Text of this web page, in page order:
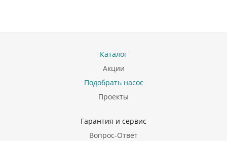
Каталог
Акции
Подобрать насос
Проекты
Гарантия и сервис
Вопрос-Ответ